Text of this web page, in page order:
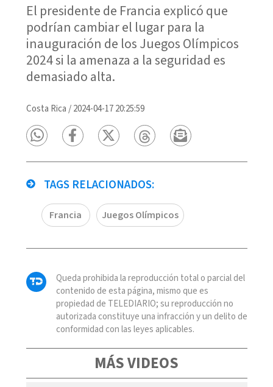
El presidente de Francia explicó que
podrían cambiar el lugar para la
inauguración de los Juegos Olímpicos
2024 si la amenaza a la seguridad es
demasiado alta.
Costa Rica /2024-04-17 20:25:59
TAGS RELACIONADOS:
Francia Juegos Olímpicos
Queda prohibida la reproducción total o parcial del
contenido de esta página, mismo que es
propiedad de TELEDIARIO; su reproducción no
autorizada constituye una infracción y un delito de
conformidad con las leyes aplicables.
MÁS VIDEOS